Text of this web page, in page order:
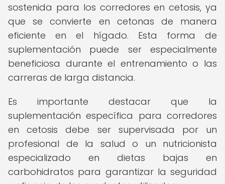
sostenida para los corredores en cetosis, ya
que se convierte en cetonas de manera
eficiente en el hígado. Esta forma de
suplementación puede ser especialmente
beneficiosa durante el entrenamiento o las
carreras de larga distancia.
Es importante destacar que la
suplementación específica para corredores
en cetosis debe ser supervisada por un
profesional de la salud o un nutricionista
especializado en dietas bajas en
carbohidratos para garantizar la seguridad